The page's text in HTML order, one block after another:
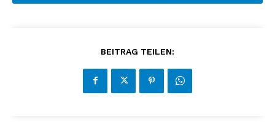
BEITRAG TEILEN: